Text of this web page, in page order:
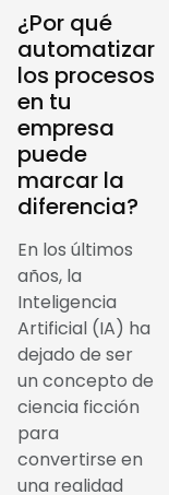
¿Por qué
automatizar
los procesos
en tu
empresa
puede
marcar la
diferencia?
En los últimos
años, la
Inteligencia
Artificial (IA) ha
dejado de ser
un concepto de
ciencia ficción
para
convertirse en
una realidad